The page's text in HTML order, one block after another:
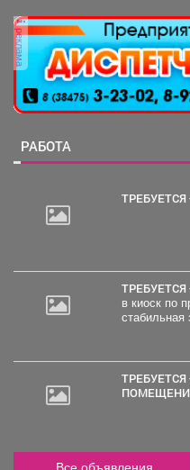
реклама
РАБОТА
в киоск по
стабильная
ТРЕБУЕТСЯ - УБОРЩИК СЛУЖЕБНЫХ